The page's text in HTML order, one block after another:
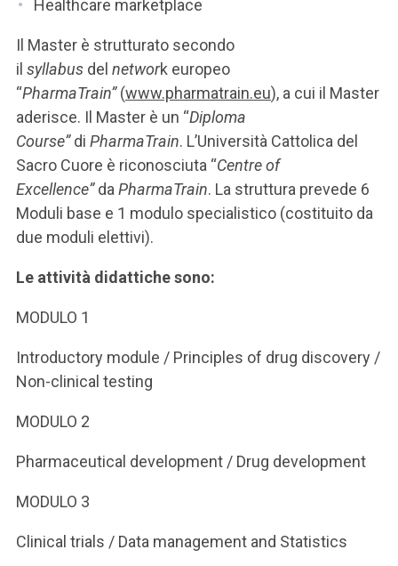
Healthcare marketplace
Il Master è strutturato secondo
il syllabus del network europeo
“PharmaTrain”(www.pharmatrain.eu), a cui il Master
aderisce. Il Master è un “Diploma
Course”di PharmaTrain. L’Università Cattolica del
Sacro Cuore è riconosciuta “Centre of
Excellence”da PharmaTrain. La struttura prevede 6
Moduli base e 1 modulo specialistico (costituito da
due moduli elettivi).
Le attività didattiche sono:
MODULO 1
Introductory module / Principles of drug discovery /
Non-clinical testing
MODULO 2
Pharmaceutical development / Drug development
MODULO 3
Clinical trials / Data management and Statistics